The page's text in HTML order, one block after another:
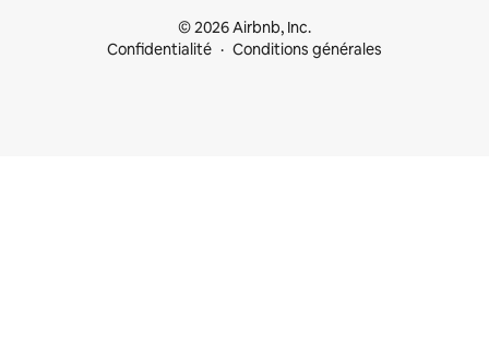
© 2026 Airbnb, Inc.
Confidentialité
Conditions générales